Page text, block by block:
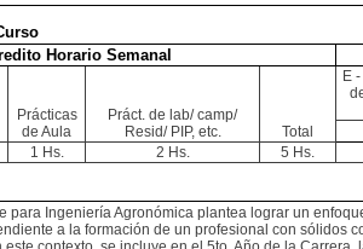
Horario Semanal
Prácticas
de Aula
Práct. de lab/ camp/
Resid/ PIP, etc.
Total
E
1 Hs. 2 Hs. 5 Hs.
para Ingeniería Agronómica plantea lograr un
a la formación de un profesional con sólidos